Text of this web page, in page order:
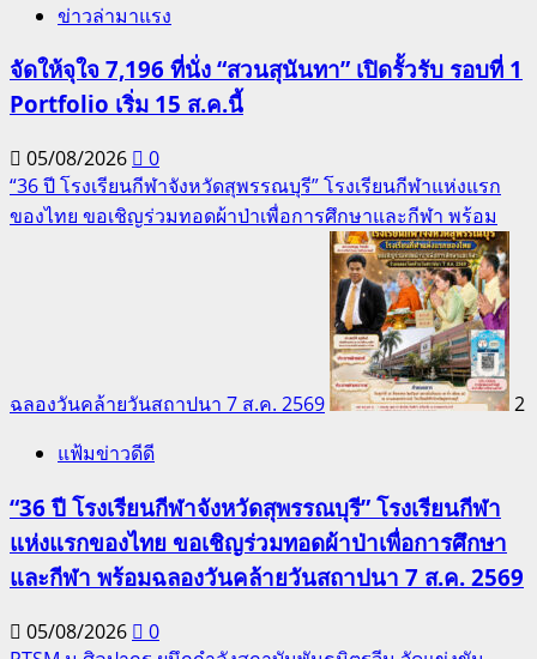
ข่าวล่ามาแรง
จัดให้จุใจ 7,196 ที่นั่ง “สวนสุนันทา” เปิดรั้วรับ รอบที่ 1
Portfolio เริ่ม 15 ส.ค.นี้
05/08/2026
0
“36 ปี โรงเรียนกีฬาจังหวัดสุพรรณบุรี” โรงเรียนกีฬาแห่งแรก
ของไทย ขอเชิญร่วมทอดผ้าป่าเพื่อการศึกษาและกีฬา พร้อม
ฉลองวันคล้ายวันสถาปนา 7 ส.ค. 2569
2
แฟ้มข่าวดีดี
“36 ปี โรงเรียนกีฬาจังหวัดสุพรรณบุรี” โรงเรียนกีฬา
แห่งแรกของไทย ขอเชิญร่วมทอดผ้าป่าเพื่อการศึกษา
และกีฬา พร้อมฉลองวันคล้ายวันสถาปนา 7 ส.ค. 2569
05/08/2026
0